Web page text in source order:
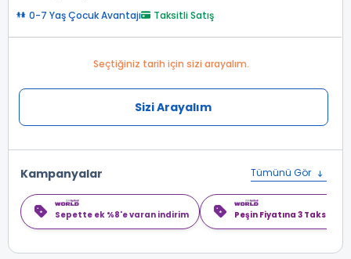
0-7 Yaş Çocuk Avantajı
Taksitli Satış
Seçtiğiniz tarih için sizi arayalım.
Sizi Arayalım
Kampanyalar Tümünü Gör
Sepette ek %8'e varan indirim Peşin Fiyatına 3 Taksit